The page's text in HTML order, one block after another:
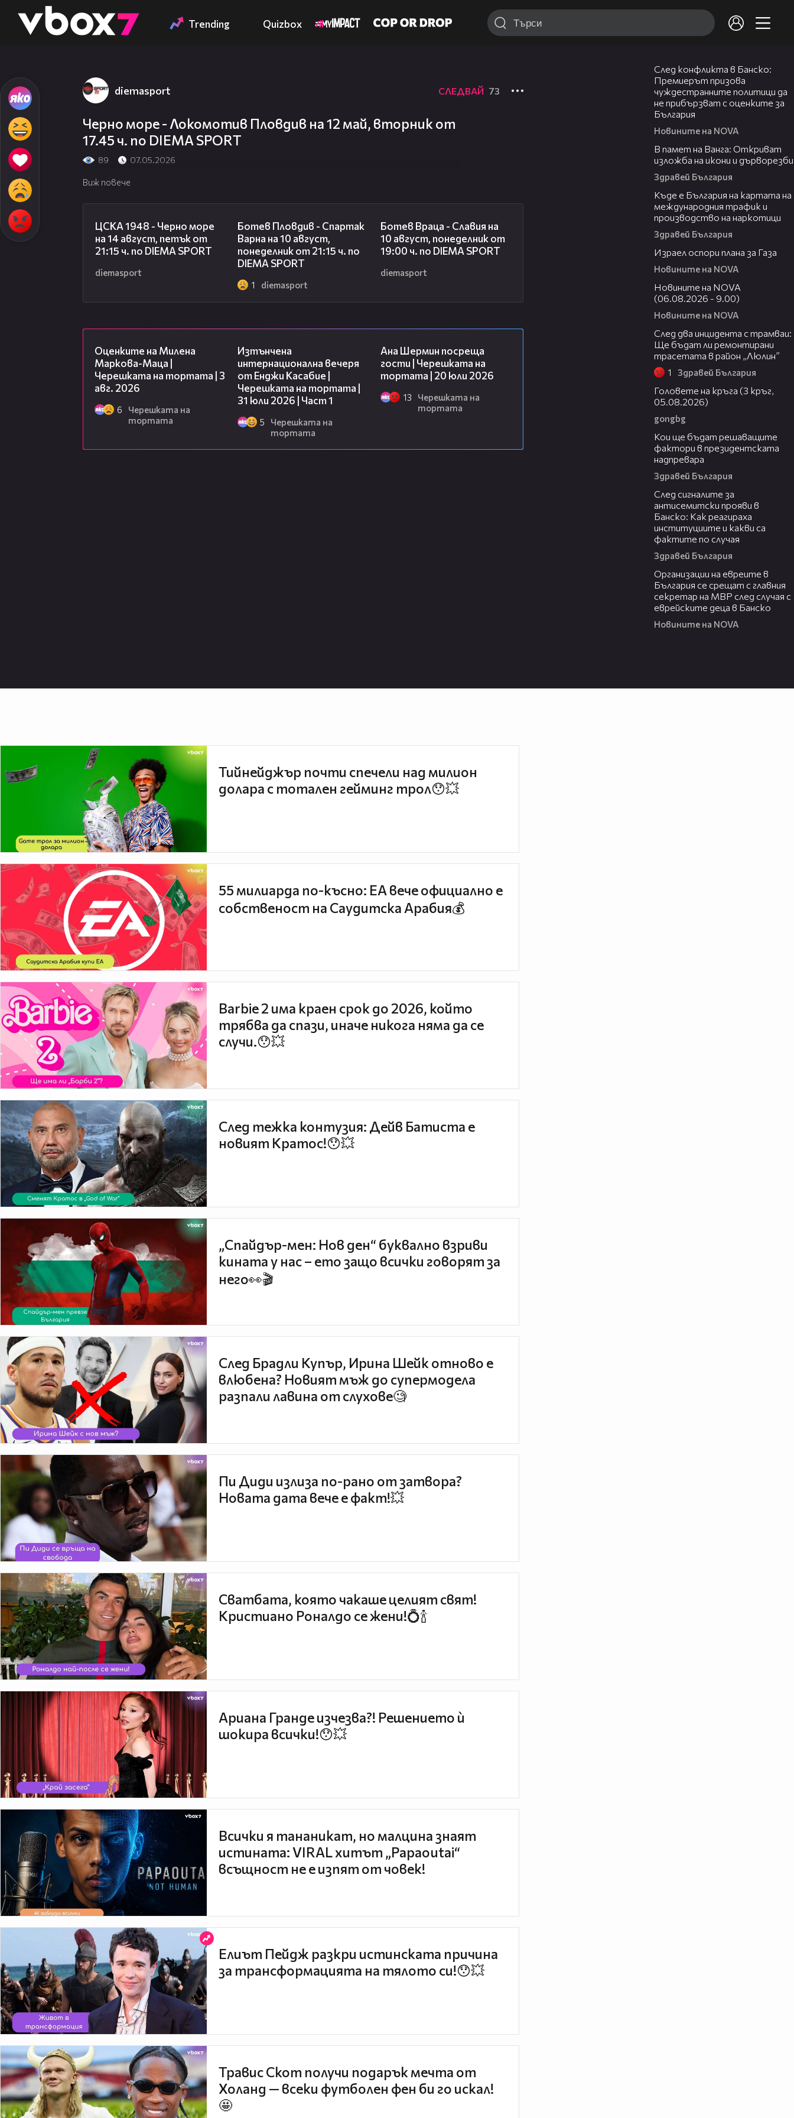
👾 Trending Quizbox
diemasport СЛЕДВАЙ 73
Черно море - Локомотив Пловдив на 12 май, вторник от
17.45 ч. по DIEMA SPORT
89 07.05.2026
Виж повече
ЦСКА 1948 - Черно море
на 14 август, петък от
21:15 ч. по DIEMA SPORT
diemasport
Ботев Пловдив - Спартак
Варна на 10 август,
понеделник от 21:15 ч. по
DIEMA SPORT
1 diemasport
Ботев Враца - Славия на
10 август, понеделник от
19:00 ч. по DIEMA SPORT
diemasport
Оценките на Милена
Маркова-Маца |
Черешката на тортата | 3
авг. 2026
6
Черешката на
тортата
Изтънчена
интернационална вечеря
от Енджи Касабие |
Черешката на тортата |
31 юли 2026 | Част 1
5
Черешката на
тортата
Ана Шермин посреща
гости | Черешката на
тортата | 20 юли 2026
13
Черешката на
тортата
След конфликта в Банско:
Премиерът призова
чуждестранните политици да
не прибързват с оценките за
България
Новините на NOVA
В памет на Ванга: Откриват
изложба на икони и дърворезби
Здравей България
Къде е България на картата на
международния трафик и
производство на наркотици
Здравей България
Израел оспори плана за Газа
Новините на NOVA
Новините на NOVA
(06.08.2026 - 9.00)
Новините на NOVA
След два инцидента с трамваи:
Ще бъдат ли ремонтирани
трасетата в район „Люлин”
1 Здравей България
Головете на кръга (3 кръг,
05.08.2026)
gongbg
Кои ще бъдат решаващите
фактори в президентската
надпревара
Здравей България
След сигналите за
антисемитски прояви в
Банско: Как реагираха
институциите и какви са
фактите по случая
Здравей България
Организации на евреите в
България се срещат с главния
секретар на МВР след случая с
еврейските деца в Банско
Новините на NOVA
Тийнейджър почти спечели над милион
долара с тотален гейминг трол😯💥
55 милиарда по-късно: EA вече официално е
собственост на Саудитска Арабия💰
Barbie 2 има краен срок до 2026, който
трябва да спази, иначе никога няма да се
случи.😯💥
След тежка контузия: Дейв Батиста е
новият Кратос!😯💥
„Спайдър-мен: Нов ден“ буквално взриви
кината у нас – ето защо всички говорят за
него👀🎬
След Брадли Купър, Ирина Шейк отново е
влюбена? Новият мъж до супермодела
разпали лавина от слухове🧐
Пи Диди излиза по-рано от затвора?
Новата дата вече е факт!💥
Сватбата, която чакаше целият свят!
Кристиано Роналдо се жени!💍🍾
Ариана Гранде изчезва?! Решението ѝ
шокира всички!😯💥
Всички я тананикат, но малцина знаят
истината: VIRAL хитът „Papaoutai“
всъщност не е изпят от човек!
Елиът Пейдж разкри истинската причина
за трансформацията на тялото си!😯💥
Травис Скот получи подарък мечта от
Холанд — всеки футболен фен би го искал!
🤩